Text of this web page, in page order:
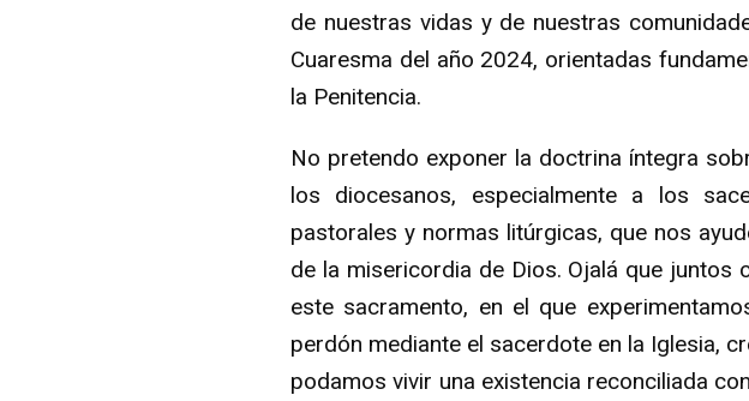
de nuestras vidas y de nuestras
Cuaresma del año 2024, orientadas
la Penitencia.
No pretendo exponer la doctrina íntegra
los diocesanos, especialmente a los
pastorales y normas litúrgicas, que nos
de la misericordia de Dios. Ojalá que
este sacramento, en el que
perdón mediante el sacerdote en la Iglesia,
podamos vivir una existencia reconciliada